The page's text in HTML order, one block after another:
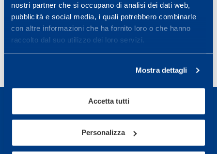
nostri partner che si occupano di analisi dei dati web,
pubblicità e social media, i quali potrebbero combinarle
con altre informazioni che ha fornito loro o che hanno
raccolto dal suo utilizzo dei loro servizi.
Mostra dettagli
Accetta tutti
Personalizza
JACOPO MOSCA
Condividi
Sport Service Mapei S.r.l. - Via Busto Fagnano 38,